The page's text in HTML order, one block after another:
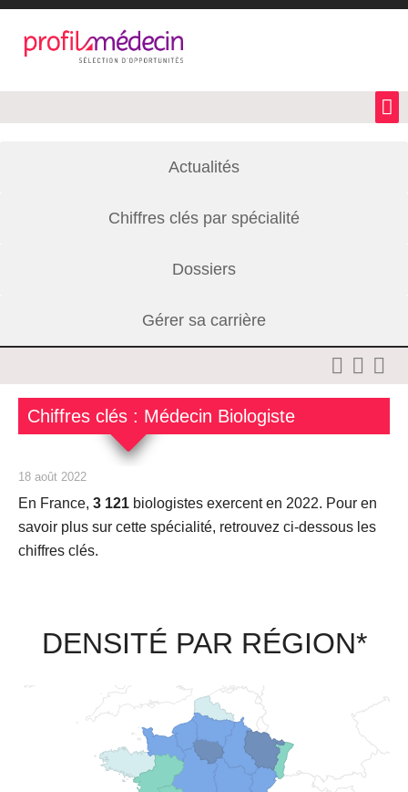
Actualités
Chiffres clés par spécialité
Dossiers
Gérer sa carrière
Chiffres clés : Médecin Biologiste
18 août 2022
En France, 3 121 biologistes exercent en 2022. Pour en
savoir plus sur cette spécialité, retrouvez ci-dessous les
chiffres clés.
DENSITÉ PAR RÉGION*